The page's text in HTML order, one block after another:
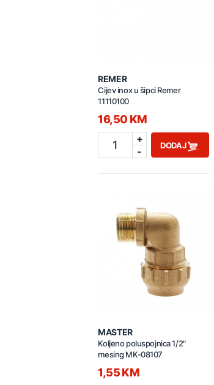
REMER
Cijev inox u šipci Remer
11110100
16,50 KM
1
+
-
DODAJ
MASTER
Koljeno poluspojnica 1/2"
mesing MK-08107
1,55 KM